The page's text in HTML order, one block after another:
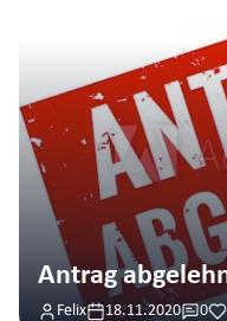
Antrag
Felix 18.11.2020 0